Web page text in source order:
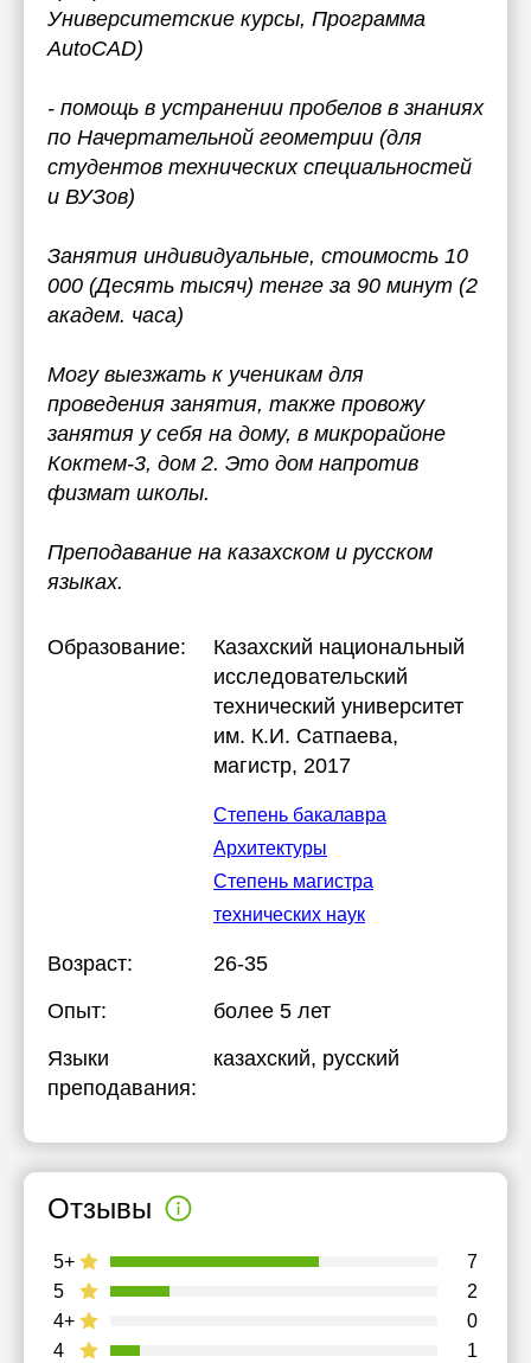
Университетские курсы, Программа
AutoCAD)
- помощь в устранении пробелов в знаниях
по Начертательной геометрии (для
студентов технических специальностей
и ВУЗов)
Занятия индивидуальные, стоимость 10
000 (Десять тысяч) тенге за 90 минут (2
академ. часа)
Могу выезжать к ученикам для
проведения занятия, также провожу
занятия у себя на дому, в микрорайоне
Коктем-3, дом 2. Это дом напротив
физмат школы.
Преподавание на казахском и русском
языках.
Образование:
Казахский национальный
исследовательский
технический университет
им. К.И. Сатпаева,
магистр, 2017
Степень бакалавра
Архитектуры
Степень магистра
технических наук
Возраст:
26-35
Опыт:
более 5 лет
Языки
преподавания:
казахский, русский
Отзывы
4 1
4+ 0
5 2
5+ 7